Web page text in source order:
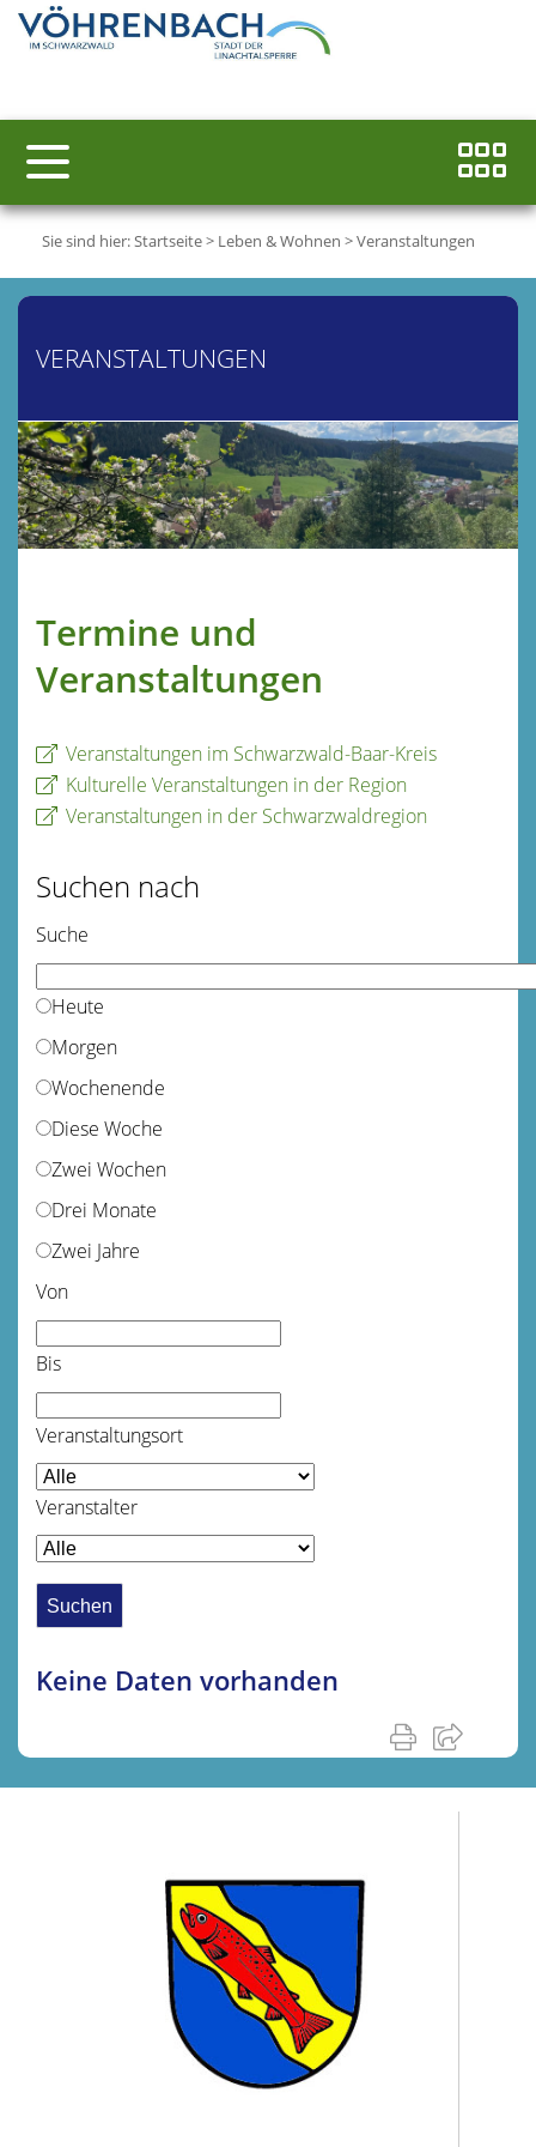
Sie sind hier:Startseite> Leben & Wohnen >Veranstaltungen
VERANSTALTUNGEN
Termine und
Veranstaltungen
Veranstaltungen im Schwarzwald-Baar-Kreis
Kulturelle Veranstaltungen in der Region
Veranstaltungen in der Schwarzwaldregion
Suchen nach
Suche
Heute
Morgen
Wochenende
Diese Woche
Zwei Wochen
Drei Monate
Zwei Jahre
Von
Bis
Veranstaltungsort
Veranstalter
Keine Daten vorhanden